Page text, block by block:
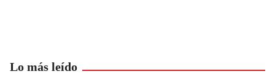
Lo más leído